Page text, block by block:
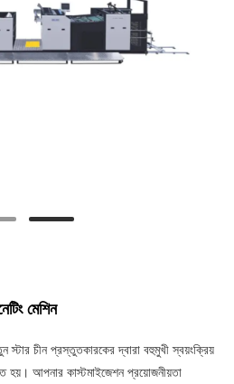
মেশিন
স্টার চীন প্রস্তুতকারকের দ্বারা বহুমুখী স্বয়ংক্রিয়
হয়। আপনার কাস্টমাইজেশন প্রয়োজনীয়তা